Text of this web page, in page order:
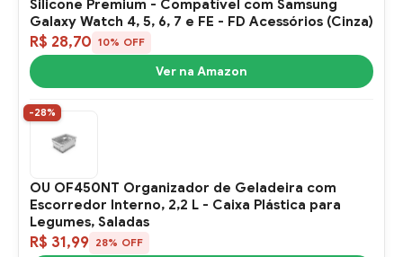
Silicone Premium - Compatível com Samsung
Galaxy Watch 4, 5, 6, 7 e FE - FD Acessórios (Cinza)
R$ 28,70 10% OFF
Ver na Amazon
-28%
OU OF450NT Organizador de Geladeira com
Escorredor Interno, 2,2 L - Caixa Plástica para
Legumes, Saladas
R$ 31,99 28% OFF